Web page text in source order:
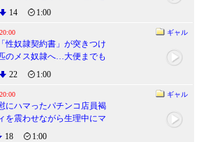
る快作!
14 1:00
ギャル
性奴隷契約書」が突きつけ
のメス奴隷へ…大便までも
主人様の管理下へ
22 1:00
ギャル
にハマったパチンコ店員褐
を震わせながら生理中にマ
メ痙攣アクメ
18 1:00